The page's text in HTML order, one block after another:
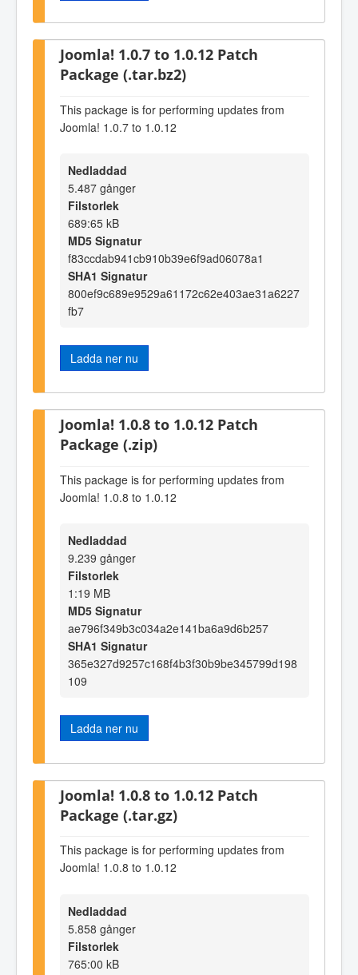
Joomla! 1.0.7 to 1.0.12 Patch
Package (.tar.bz2)
This package is for performing updates from
Joomla! 1.0.7 to 1.0.12
Nedladdad
5.487 gånger
Filstorlek
689:65 kB
MD5 Signatur
f83ccdab941cb910b39e6f9ad06078a1
SHA1 Signatur
800ef9c689e9529a61172c62e403ae31a6227
fb7
Ladda ner nu
Joomla! 1.0.8 to 1.0.12 Patch
Package (.zip)
This package is for performing updates from
Joomla! 1.0.8 to 1.0.12
Nedladdad
9.239 gånger
Filstorlek
1:19 MB
MD5 Signatur
ae796f349b3c034a2e141ba6a9d6b257
SHA1 Signatur
365e327d9257c168f4b3f30b9be345799d198
109
Ladda ner nu
Joomla! 1.0.8 to 1.0.12 Patch
Package (.tar.gz)
This package is for performing updates from
Joomla! 1.0.8 to 1.0.12
Nedladdad
5.858 gånger
Filstorlek
765:00 kB